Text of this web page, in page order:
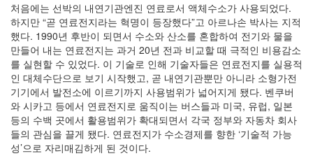
처음에는 선박의 내연기관엔진 연료로서 액체수소가 사용되었다.
하지만 “곧 연료전지라는 혁명이 등장했다”고 아르나손 박사는 지적
했다. 1990년 후반이 되면서 수소와 산소를 혼합하여 전기와 물을
만들어 내는 연료전지는 과거 20년 전과 비교할 때 극적인 비용감소
를 실현할 수 있었다. 이 기술로 인해 기술자들은 연료전지를 실용적
인 대체수단으로 보기 시작했고, 곧 내연기관뿐만 아니라 소형가전
기기에서 발전소에 이르기까지 사용범위가 넓어지게 됐다. 벤쿠버
와 시카고 등에서 연료전지로 움직이는 버스들과 미국, 유럽, 일본
등의 수백 곳에서 활용범위가 확대되면서 각국 정부와 자동차 회사
들의 관심을 끌게 됐다. 연료전지가 수소경제를 향한 ‘기술적 가능
성’으로 자리매김하게 된 것이다.